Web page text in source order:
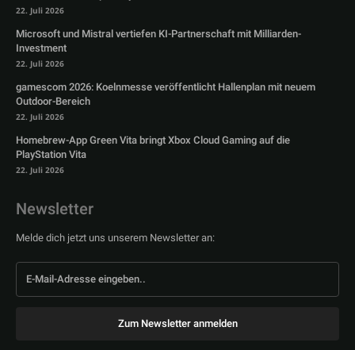
22. Juli 2026
Microsoft und Mistral vertiefen KI-Partnerschaft mit Milliarden-
Investment
22. Juli 2026
gamescom 2026: Koelnmesse veröffentlicht Hallenplan mit neuem
Outdoor-Bereich
22. Juli 2026
Homebrew-App Green Vita bringt Xbox Cloud Gaming auf die
PlayStation Vita
22. Juli 2026
Newsletter
Melde dich jetzt uns unserem Newsletter an:
Zum Newsletter anmelden